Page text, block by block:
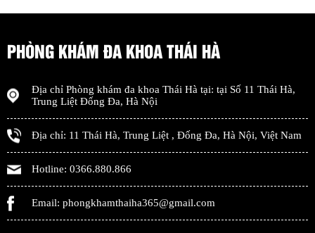
PHÒNG KHÁM ĐA KHOA THÁI HÀ
Địa chỉ Phòng khám đa khoa Thái Hà tại: tại Số 11 Thái Hà,
Trung Liệt Đống Đa, Hà Nội
Địa chỉ: 11 Thái Hà, Trung Liệt , Đống Đa, Hà Nội, Việt Nam
Hotline: 0366.880.866
Email: phongkhamthaiha365@gmail.com